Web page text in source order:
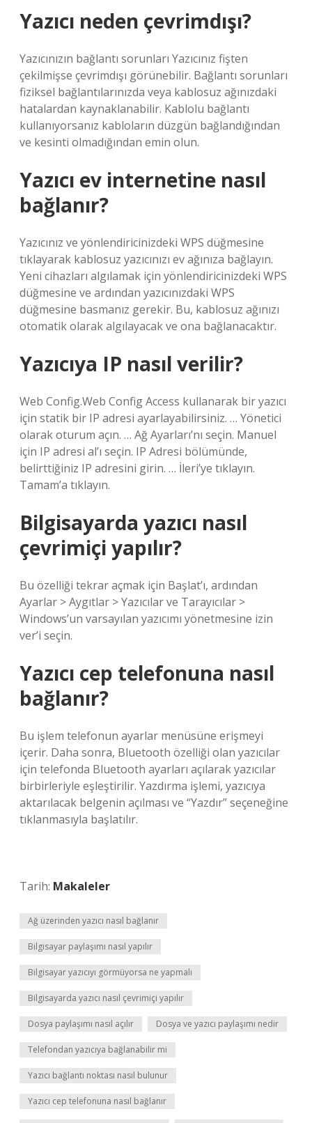
Yazıcı neden çevrimdışı?
Yazıcınızın bağlantı sorunları Yazıcınız fişten
çekilmişse çevrimdışı görünebilir. Bağlantı sorunları
fiziksel bağlantılarınızda veya kablosuz ağınızdaki
hatalardan kaynaklanabilir. Kablolu bağlantı
kullanıyorsanız kabloların düzgün bağlandığından
ve kesinti olmadığından emin olun.
Yazıcı ev internetine nasıl
bağlanır?
Yazıcınız ve yönlendiricinizdeki WPS düğmesine
tıklayarak kablosuz yazıcınızı ev ağınıza bağlayın.
Yeni cihazları algılamak için yönlendiricinizdeki WPS
düğmesine ve ardından yazıcınızdaki WPS
düğmesine basmanız gerekir. Bu, kablosuz ağınızı
otomatik olarak algılayacak ve ona bağlanacaktır.
Yazıcıya IP nasıl verilir?
Web Config.Web Config Access kullanarak bir yazıcı
için statik bir IP adresi ayarlayabilirsiniz. … Yönetici
olarak oturum açın. … Ağ Ayarları’nı seçin. Manuel
için IP adresi al’ı seçin. IP Adresi bölümünde,
belirttiğiniz IP adresini girin. … İleri’ye tıklayın.
Tamam’a tıklayın.
Bilgisayarda yazıcı nasıl
çevrimiçi yapılır?
Bu özelliği tekrar açmak için Başlat’ı, ardından
Ayarlar > Aygıtlar > Yazıcılar ve Tarayıcılar >
Windows’un varsayılan yazıcımı yönetmesine izin
ver’i seçin.
Yazıcı cep telefonuna nasıl
bağlanır?
Bu işlem telefonun ayarlar menüsüne erişmeyi
içerir. Daha sonra, Bluetooth özelliği olan yazıcılar
için telefonda Bluetooth ayarları açılarak yazıcılar
birbirleriyle eşleştirilir. Yazdırma işlemi, yazıcıya
aktarılacak belgenin açılması ve “Yazdır” seçeneğine
tıklanmasıyla başlatılır.
Tarih: Makaleler
Ağ üzerinden yazıcı nasıl bağlanır
Bilgisayar paylaşımı nasıl yapılır
Bilgisayar yazıcıyı görmüyorsa ne yapmalı
Bilgisayarda yazıcı nasıl çevrimiçi yapılır
Dosya paylaşımı nasıl açılır Dosya ve yazıcı paylaşımı nedir
Telefondan yazıcıya bağlanabilir mi
Yazıcı bağlantı noktası nasıl bulunur
Yazıcı cep telefonuna nasıl bağlanır